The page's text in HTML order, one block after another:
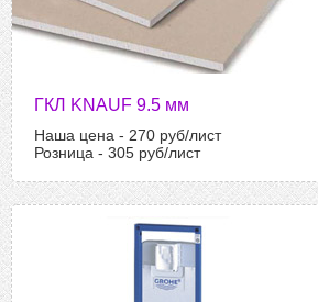
ГКЛ KNAUF 9.5 мм
Наша цена - 270 руб/лист
Розница - 305 руб/лист